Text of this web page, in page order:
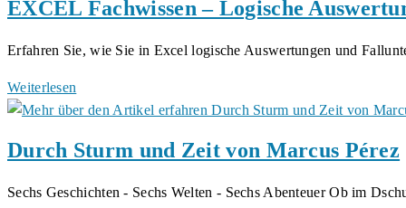
von
Pérez
EXCEL Fachwissen – Logische
Erfahren Sie, wie Sie in Excel logische Auswertungen und
Weiterlesen
Fachwissen
Logische
von
Durch Sturm und Zeit von Marcus Pérez
Sechs Geschichten - Sechs Welten - Sechs Abenteuer Ob im